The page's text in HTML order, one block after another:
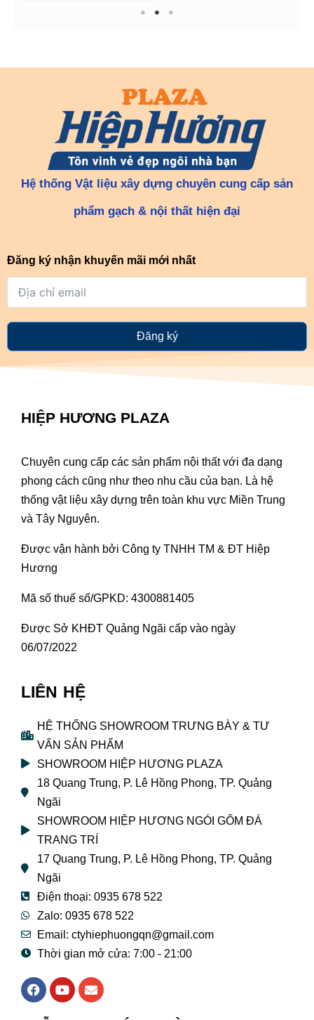
1 2 3
Hệ thống Vật liệu xây dựng chuyên cung cấp sản
phẩm gạch & nội thất hiện đại
Đăng ký nhận khuyến mãi mới nhất
Đăng ký
HIỆP HƯƠNG PLAZA
Chuyên cung cấp các sản phẩm nội thất với đa dạng
phong cách cũng như theo nhu cầu của bạn. Là hệ
thống vật liệu xây dựng trên toàn khu vực Miền Trung
và Tây Nguyên.
Được vận hành bởi Công ty TNHH TM & ĐT Hiệp
Hương
Mã số thuế số/GPKD: 4300881405
Được Sở KHĐT Quảng Ngãi cấp vào ngày
06/07/2022
LIÊN HỆ
HỆ THỐNG SHOWROOM TRƯNG BÀY & TƯ
VẤN SẢN PHẨM
SHOWROOM HIỆP HƯƠNG PLAZA
18 Quang Trung, P. Lê Hồng Phong, TP. Quảng
Ngãi
SHOWROOM HIỆP HƯƠNG NGÓI GỐM ĐÁ
TRANG TRÍ
17 Quang Trung, P. Lê Hồng Phong, TP. Quảng
Ngãi
Điện thoại: 0935 678 522
Zalo: 0935 678 522
Email: ctyhiephuongqn@gmail.com
Thời gian mở cửa: 7:00 - 21:00
F
a
Y
o
E
n